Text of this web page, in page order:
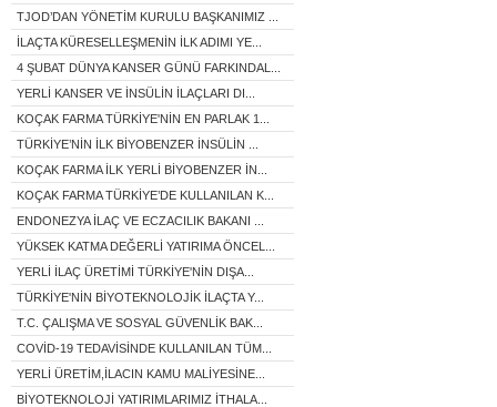
TJOD’DAN YÖNETİM KURULU BAŞKANIMIZ ...
İLAÇTA KÜRESELLEŞMENİN İLK ADIMI YE...
4 ŞUBAT DÜNYA KANSER GÜNÜ FARKINDAL...
YERLİ KANSER VE İNSÜLİN İLAÇLARI DI...
KOÇAK FARMA TÜRKİYE'NİN EN PARLAK 1...
TÜRKİYE’NİN İLK BİYOBENZER İNSÜLİN ...
KOÇAK FARMA İLK YERLİ BİYOBENZER İN...
KOÇAK FARMA TÜRKİYE’DE KULLANILAN K...
ENDONEZYA İLAÇ VE ECZACILIK BAKANI ...
YÜKSEK KATMA DEĞERLİ YATIRIMA ÖNCEL...
YERLİ İLAÇ ÜRETİMİ TÜRKİYE'NİN DIŞA...
TÜRKİYE'NİN BİYOTEKNOLOJİK İLAÇTA Y...
T.C. ÇALIŞMA VE SOSYAL GÜVENLİK BAK...
COVİD-19 TEDAVİSİNDE KULLANILAN TÜM...
YERLİ ÜRETİM,İLACIN KAMU MALİYESİNE...
BİYOTEKNOLOJİ YATIRIMLARIMIZ İTHALA...